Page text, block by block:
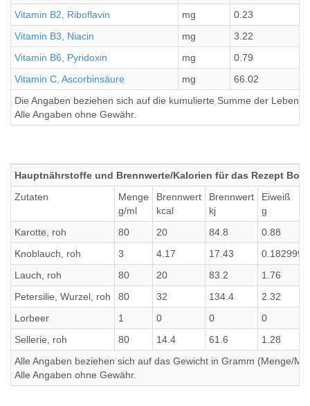
Vitamin B2, Riboflavin
mg
0.23
Vitamin B3, Niacin
mg
3.22
Vitamin B6, Pyridoxin
mg
0.79
Vitamin C, Ascorbinsäure
mg
66.02
Die Angaben beziehen sich auf die kumulierte Summe der
Alle Angaben ohne Gewähr.
Hauptnährstoffe und Brennwerte/Kalorien für das Rezept
Zutaten
Menge
g/ml
Brennwert
kcal
Brennwert
kj
Eiweiß
g
Karotte, roh
80 20 84.8
0.88
Knoblauch, roh
3 4.17 17.43
Lauch, roh
80 20 83.2
1.76
Petersilie, Wurzel, roh
80 32 134.4
2.32
Lorbeer
1 0 0
0
Sellerie, roh
80 14.4 61.6
1.28
Alle Angaben beziehen sich auf das Gewicht in Gramm (Menge/
Alle Angaben ohne Gewähr.